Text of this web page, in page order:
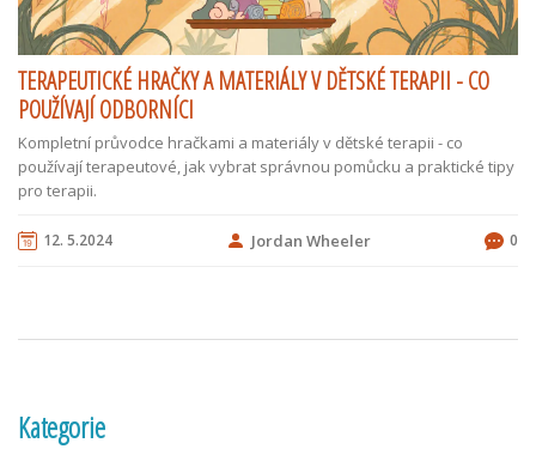
TERAPEUTICKÉ HRAČKY A MATERIÁLY V DĚTSKÉ TERAPII - CO
POUŽÍVAJÍ ODBORNÍCI
Kompletní průvodce hračkami a materiály v dětské terapii - co
používají terapeutové, jak vybrat správnou pomůcku a praktické tipy
pro terapii.
12. 5.2024 Jordan Wheeler 0
Kategorie